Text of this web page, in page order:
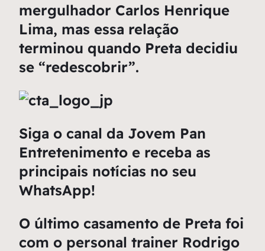
mergulhador Carlos Henrique
Lima, mas essa relação
terminou quando Preta decidiu
se “redescobrir”.
Siga o canal da Jovem Pan
Entretenimento e receba as
principais notícias no seu
WhatsApp!
O último casamento de Preta foi
com o personal trainer Rodrigo